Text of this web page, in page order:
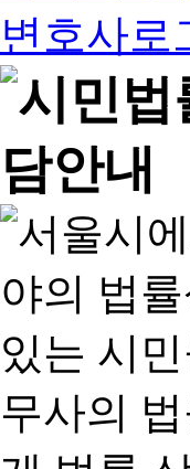
변호사로